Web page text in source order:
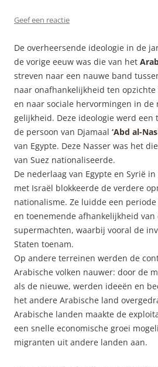
Geef een reactie
De overheersende ideologie in de
de vorige eeuw was die van het
streven naar een nauwe band
naar onafhankelijkheid ten
en naar sociale hervormingen in
gelijkheid. Deze ideologie werd
de persoon van Djamaal ‘Abd al-
van Egypte. Deze Nasser was het
van Suez nationaliseerde.
De nederlaag van Egypte en Syrië
met Israël blokkeerde de verdere
nationalisme. Ze luidde een
en toenemende afhankelijkheid van
supermachten, waarbij vooral de
Staten toenam.
Op andere terreinen werden de
Arabische volken nauwer: door de
als de nieuwe, werden ideeën en
het andere Arabische land
Arabische landen maakte de
een snelle economische groei
migranten uit andere landen aan.